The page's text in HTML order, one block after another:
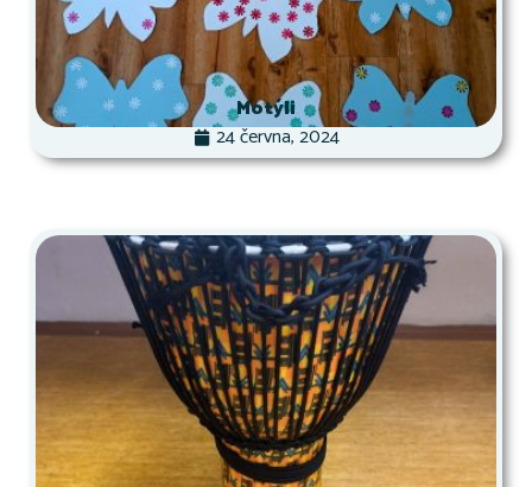
Motýli
24 června, 2024